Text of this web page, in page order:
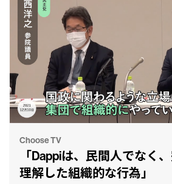
Choose TV
「Dappiは、民間人でなく
理解した組織的な行為」